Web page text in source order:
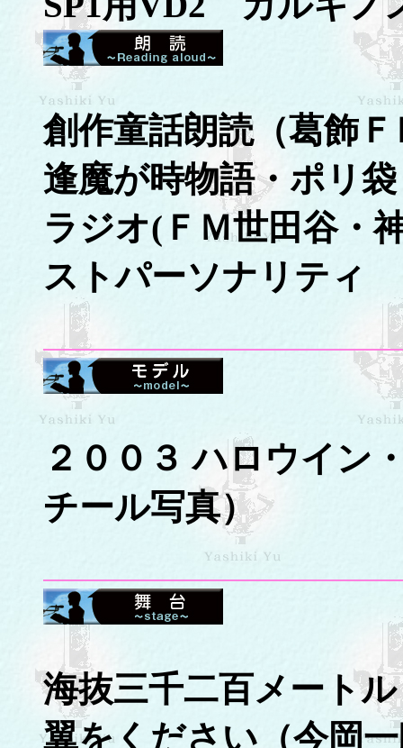
創作童話朗読（葛飾
逢魔が時物語・ポリ袋
ラジオ(ＦＭ世田谷・
ストパーソナリティ
２００３ ハロウイン
チール写真）
海抜三千二百メート
翼をください（今岡